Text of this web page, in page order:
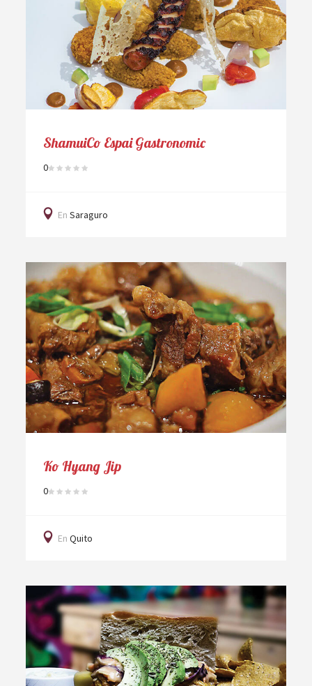
ShamuiCo Espai Gastronomic
0
En Saraguro
Ko Hyang Jip
0
En Quito